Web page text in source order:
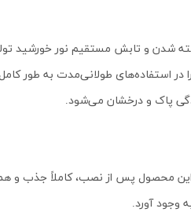
استفاده‌های طولانی‌مدت به طور
پاک و درخشان می‌شود.
صندلی‌های 206، 207 و رانا پلاس، باعث شده تا
وجود آورد.